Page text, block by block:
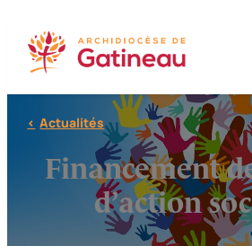
contenu
Actualités
Financement
d’action